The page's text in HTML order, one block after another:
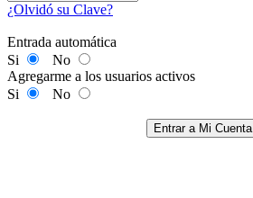
¿Olvidó su Clave?
Entrada automática
Si
No
Agregarme a los usuarios activos
Si
No
Entrar a Mi Cuenta